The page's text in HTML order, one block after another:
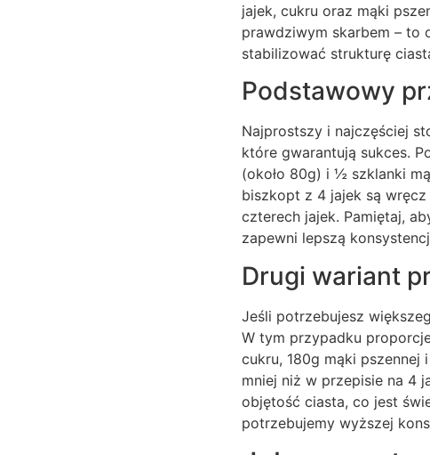
jajek, cukru oraz mąki
prawdziwym skarbem – to
stabilizować strukturę
Podstawowy
Najprostszy i najczęściej
które gwarantują sukces.
(około 80g) i ½ szklanki
biszkopt z 4 jajek są
czterech jajek. Pamiętaj,
zapewni lepszą
Drugi wariant
Jeśli potrzebujesz
W tym przypadku
cukru, 180g mąki
mniej niż w przepisie na 4
objętość ciasta, co jest
potrzebujemy wyższej